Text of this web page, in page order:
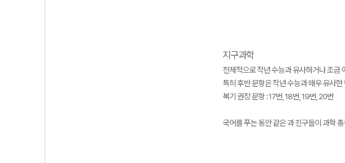
지구과학
전체적으로 작년 수능과 유사하거나 조금
특히 후반 문항은 작년 수능과 매우 유사
복기 권장 문항 : 17번, 18번, 19번, 20번
국어를 푸는 동안 같은 과 친구들이 과학